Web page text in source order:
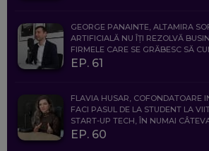
GEORGE PANAINTE, ALTAMIRA
ARTIFICIALĂ NU ÎȚI REZOLVĂ
FIRMELE CARE SE GRĂBESC SĂ
EP. 61
FLAVIA HUSAR, COFONDATOARE
FACI PASUL DE LA STUDENT LA
START-UP TECH, ÎN NUMAI
EP. 60